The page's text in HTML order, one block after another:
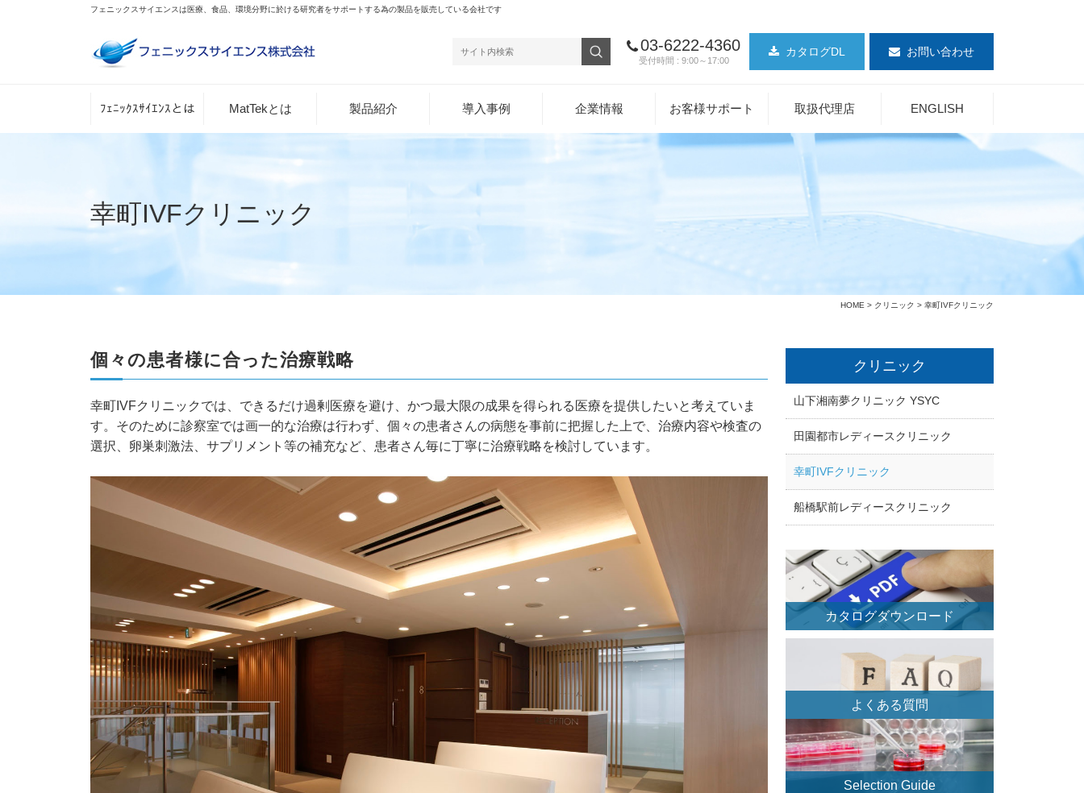
フェニックスサイエンスは医療、食品、環境分野に於ける研究者をサポートする為の製品を販売している会社です
03-6222-4360
受付時間 : 9:00～17:00
カタログDL お問い合わせ
ﾌｪﾆｯｸｽｻｲｴﾝｽとは MatTekとは 製品紹介 導入事例 企業情報 お客様サポート 取扱代理店 ENGLISH
幸町IVFクリニック
HOME > クリニック > 幸町IVFクリニック
個々の患者様に合った治療戦略
幸町IVFクリニックでは、できるだけ過剰医療を避け、かつ最大限の成果を得られる医療を提供したいと考えていま
す。そのために診察室では画一的な治療は行わず、個々の患者さんの病態を事前に把握した上で、治療内容や検査の
選択、卵巣刺激法、サプリメント等の補充など、患者さん毎に丁寧に治療戦略を検討しています。
クリニック
山下湘南夢クリニック YSYC
田園都市レディースクリニック
幸町IVFクリニック
船橋駅前レディースクリニック
カタログダウンロード
よくある質問
Selection Guide